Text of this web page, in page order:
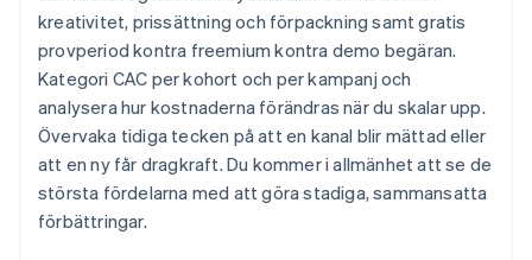
kreativitet, prissättning och förpackning samt gratis
provperiod kontra freemium kontra demo begäran.
Kategori CAC per kohort och per kampanj och
analysera hur kostnaderna förändras när du skalar upp.
Övervaka tidiga tecken på att en kanal blir mättad eller
att en ny får dragkraft. Du kommer i allmänhet att se de
största fördelarna med att göra stadiga, sammansatta
förbättringar.